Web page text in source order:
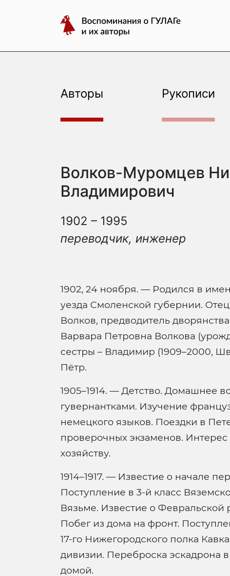
Воспоминания
о
и
Авторы Рукописи
Волков-Муромцев
Владимирович
1902 – 1995
переводчик, инженер
1902, 24 ноября. — Родился в
уезда Смоленской губернии.
Волков, предводитель
Варвара Петровна Волкова
сестры – Владимир (1909–2000,
Пётр.
1905–1914. — Детство. Домашнее
гувернантками. Изучение
немецкого языков. Поездки в
проверочных экзаменов.
хозяйству.
1914–1917. — Известие о начале
Поступление в 3-й класс
Вязьме. Известие о
Побег из дома на фронт.
17-го Нижегородского полка
дивизии. Переброска эскадрона
домой.